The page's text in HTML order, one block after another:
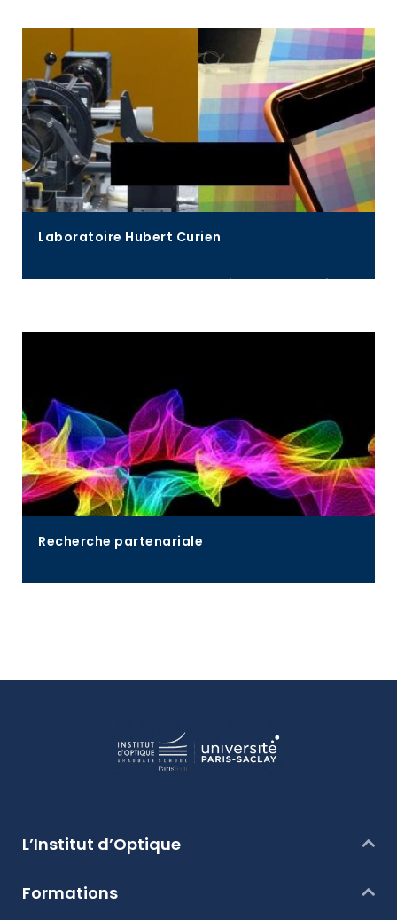
Laboratoire Hubert Curien
Deux départements :Optique, Photonique,
Recherche partenariale
Pour renforcer et pérenniser des compétences
L’Institut d’Optique
Formations